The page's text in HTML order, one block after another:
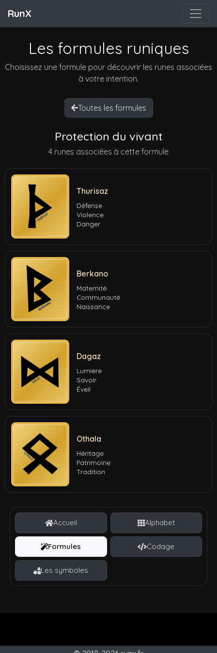
RunX
Les formules runiques
Choisissez une formule pour découvrir les runes associées
à votre intention.
Toutes les formules
Protection du vivant
4 runes associées à cette formule
Thurisaz
Défense
Violence
Danger
Berkano
Maternité
Communauté
Naissance
Dagaz
Lumière
Savoir
Éveil
Othala
Héritage
Patrimoine
Tradition
Accueil Alphabet
Formules Codage
Les symboles